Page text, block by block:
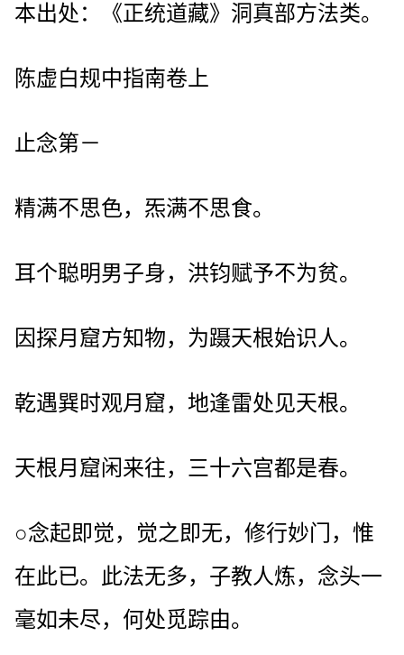
本出处：《正统道藏》洞真部方法类。
陈虚白规中指南卷上
止念第－
精满不思色，炁满不思食。
耳个聪明男子身，洪钧赋予不为贫。
因探月窟方知物，为蹑天根始识人。
乾遇巽时观月窟，地逢雷处见天根。
天根月窟闲来往，三十六宫都是春。
○念起即觉，觉之即无，修行妙门，惟
在此已。此法无多，子教人炼，念头一
毫如未尽，何处觅踪由。